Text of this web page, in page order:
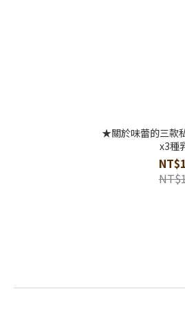
★關於味蕾的三款
x3種